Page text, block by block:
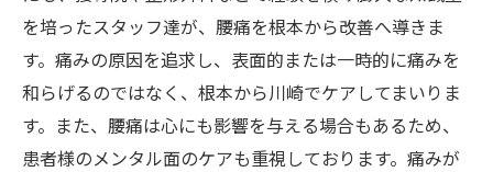
を培ったスタッフ達が、腰痛を根本から改善へ導きま
す。痛みの原因を追求し、表面的または一時的に痛みを
和らげるのではなく、根本から川崎でケアしてまいりま
す。また、腰痛は心にも影響を与える場合もあるため、
患者様のメンタル面のケアも重視しております。痛みが